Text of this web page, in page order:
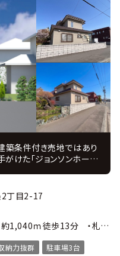
築条件付き売地ではあり
けた「ジョンソンホーム
んでからのアフターフォ
中へのアクセスが良好で
陽射しをたっぷりと取り
る道路幅員で、冬場の雪
・ 3ＬＤＫ 延べ床面
幅員：南側8.0ｍ公道
丁目2-17
・札幌市立屯田南小学校 約1,040ｍ徒歩13分 ・札幌市立屯田中央中学校 約2,000ｍ徒歩25分
納力抜群 駐車場3台